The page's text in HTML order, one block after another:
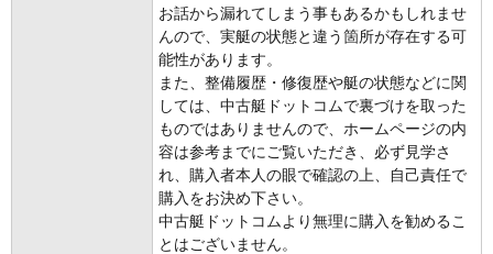
お話から漏れてしまう事もあるかもしれませ
んので、実艇の状態と違う箇所が存在する可
能性があります。
また、整備履歴・修復歴や艇の状態などに関
しては、中古艇ドットコムで裏づけを取った
ものではありませんので、ホームページの内
容は参考までにご覧いただき、必ず見学さ
れ、購入者本人の眼で確認の上、自己責任で
購入をお決め下さい。
中古艇ドットコムより無理に購入を勧めるこ
とはございません。